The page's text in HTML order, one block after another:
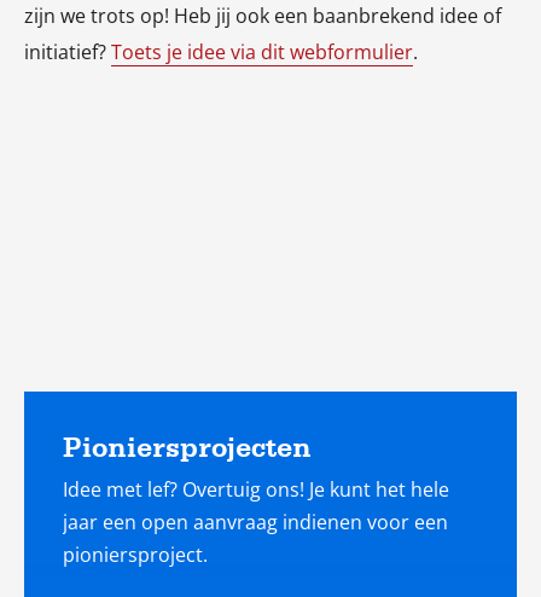
zijn we trots op! Heb jij ook een baanbrekend idee of
initiatief?Toets je idee via dit webformulier.
Pioniersprojecten
Idee met lef? Overtuig ons! Je kunt het hele
jaar een open aanvraag indienen voor een
pioniersproject.